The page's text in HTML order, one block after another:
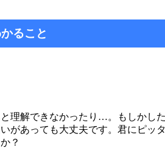
ること
理解できなかったり…。もしかし
があっても大丈夫です。君にピッ
？